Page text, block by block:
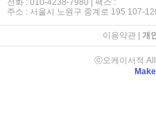
주소 : 서울시 노원구 중계로 195 107-
이용약관| 개
ⓒ오케이서적 All
Make